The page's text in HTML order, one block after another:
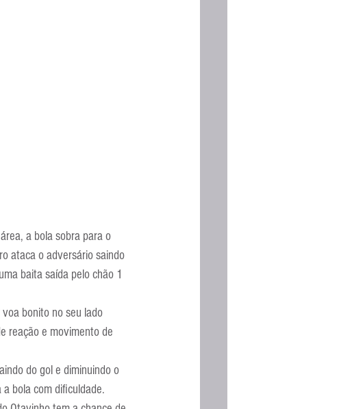
a bola sobra para o
ataca o adversário saindo
baita saída pelo chão 1
bonito no seu lado
reação e movimento de
do gol e diminuindo o
bola com dificuldade.